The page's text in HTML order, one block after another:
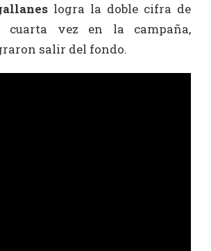
logra la doble cifra de
cuarta vez en la campaña,
salir del fondo.